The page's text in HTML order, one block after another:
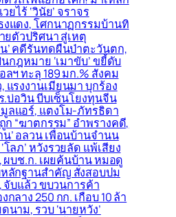
ยไร้ ‘วินัย’ จราจร
แดง, โศกนาฏกรรมบ้านทิ
ยตัวปริศนา สู่เหตุ
’ คดีรันทดผืนป่าตะวันตก,
กฎหมาย ‘เมาขับ’ ขยี้ดับ
ลฯ ทะลุ 189 มก.% สังคม
แรงงานเมียนมา บุกร้อง
.บ่อวิน บีบเซ็นโยงทุนจีน
ลแอร์, แตงโม-ภัทรธิดา
ก “ฆาตกรรม” อำพรางคดี,
’ อลวน เพื่อนบ้านจำนน
ลภ’ หวังรวยลัด แพ้เสียง
ผบช.ก. เผยค้นบ้าน หมอดู
ลักฐานสำคัญ สั่งสอบปม
จับแล้ว ขบวนการค้า
ลาง 250 กก. เกือบ 10 ล้า
นาม, รวบ ‘นายหวัง’